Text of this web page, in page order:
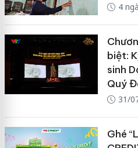
4
biệt:
sinh
Quý
31/
Ghé